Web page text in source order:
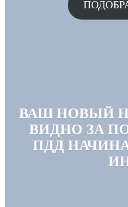
ВАШ НОВЫЙ
ВИДНО ЗА
ПДД